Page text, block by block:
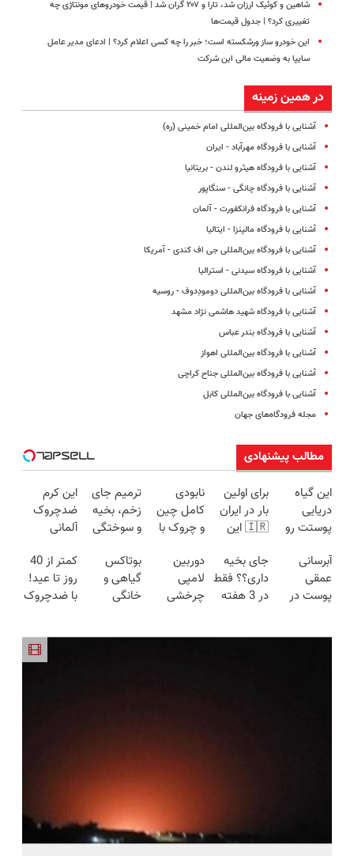
شاهین و کوئیک ارزان شد، تارا و ۲۰۷ گران شد | قیمت خودروهای مونتاژی چه
تغییری کرد؟ | جدول قیمت‌ها
این خودرو ساز ورشکسته است؛ خبر را چه کسی اعلام کرد؟ | ادعای مدیر عامل
سایپا به وضعیت مالی این شرکت
در همین زمینه
آشنایی با فرودگاه بین‌المللی امام خمینی (ره)
آشنایی با فرودگاه مهرآباد - ایران
آشنایی با فرودگاه هیثرو لندن - بریتانیا
آشنایی با فرودگاه چانگی - سنگاپور
آشنایی با فرودگاه فرانکفورت - آلمان
آشنایی با فرودگاه مالپنزا - ایتالیا
آشنایی با فرودگاه بین‌المللی جی اف کندی - آمریکا
آشنایی با فرودگاه سیدنی - استرالیا
آشنایی با فرودگاه بین‌المللی دومودِدوف - روسیه
آشنایی با فرودگاه شهید هاشمی‌ نژاد مشهد
آشنایی با فرودگاه بندر عباس
آشنایی با فرودگاه بین‌المللی اهواز
آشنایی با فرودگاه بین‌المللی جناح کراچی
آشنایی با فرودگاه بین‌المللی کابل
مجله فرودگاه‌های جهان
مطالب پیشنهادی
این گیاه
دریایی
پوستت رو
میکنه
جوون شدی
خرید
برای اولین
بار در ایران
🇮🇷 این
ترمیم کننده
23 روزه
ساخت!
نابودی
کامل چین
و چروک با
آلمانی۴۰٪تخفیف
ترمیم جای
زخم، بخیه
و سوختگی
هفته!!😍
این کرم
ضدچروک
آلمانی
بوتاکس بی
نیاز میکنه.
(تخفیف تا
آبرسانی
عمقی
پوست در
جای بخیه
داری؟؟ فقط
در 3 هفته
دوربین
لامپی
چرخشی
بوتاکس
گیاهی و
خانگی
کمتر از 40
روز تا عید!
با ضدچروک